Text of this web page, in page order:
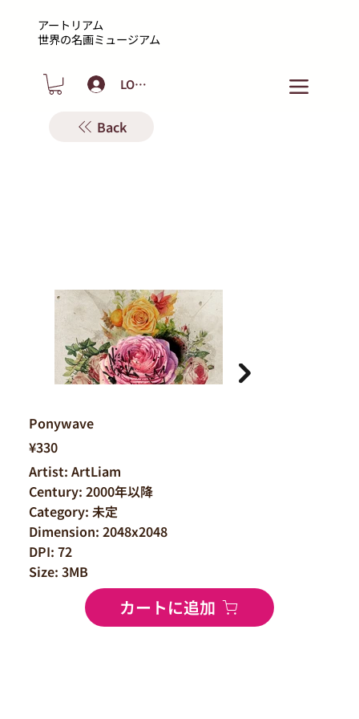
アートリアム
​世界の名画ミュージアム
LOGIN
Back
¥330
Artist: ArtLiam
Century: 2000年以降
Category: 未定
Dimension: 2048x2048
DPI: 72
Size: 3MB
カートに追加
Ponywave